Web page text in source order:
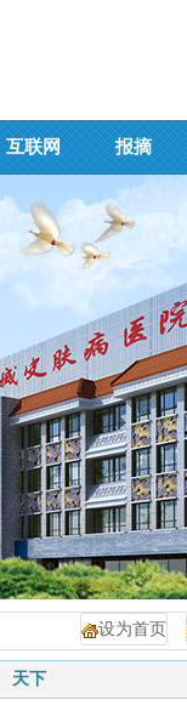
互联网 报摘
设为首页
天下